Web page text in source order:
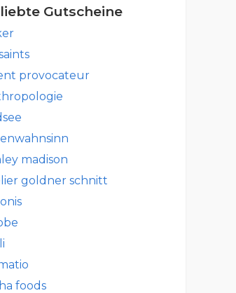
Gutscheine
provocateur
madison
goldner schnitt
foods